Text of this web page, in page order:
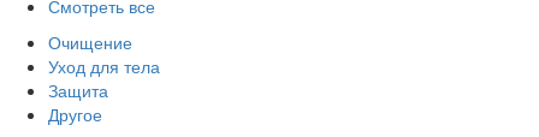
Смотреть все
Очищение
Уход для тела
Защита
Другое